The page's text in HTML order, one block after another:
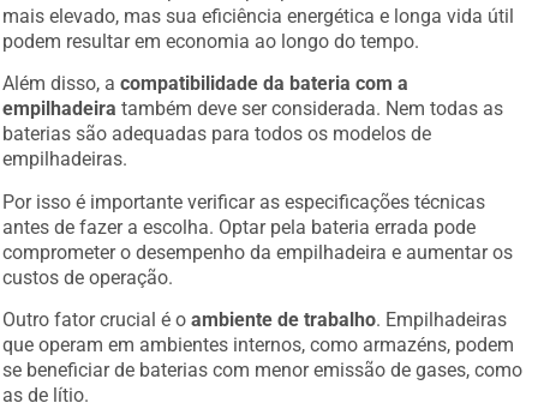
mais elevado, mas sua eficiência energética e longa vida útil
podem resultar em economia ao longo do tempo.
Além disso, acompatibilidade da bateria com a
empilhadeira também deve ser considerada. Nem todas as
baterias são adequadas para todos os modelos de
empilhadeiras.
Por isso é importante verificar as especificações técnicas
antes de fazer a escolha. Optar pela bateria errada pode
comprometer o desempenho da empilhadeira e aumentar os
custos de operação.
Outro fator crucial é oambiente de trabalho. Empilhadeiras
que operam em ambientes internos, como armazéns, podem
se beneficiar de baterias com menor emissão de gases, como
as de lítio.